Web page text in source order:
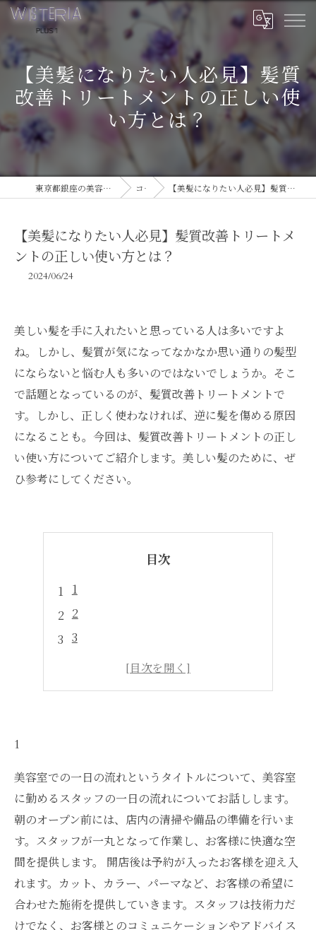
【美髪になりたい人必見】髪質
改善トリートメントの正しい使
い方とは？
東京都銀座の美容室ならWISTERIA PLUS 1 コラム 【美髪になりたい人必見】髪質改善トリートメントの正しい使い方とは？
【美髪になりたい人必見】髪質改善トリートメ
ントの正しい使い方とは？
2024/06/24
美しい髪を手に入れたいと思っている人は多いですよ
ね。しかし、髪質が気になってなかなか思い通りの髪型
にならないと悩む人も多いのではないでしょうか。そこ
で話題となっているのが、髪質改善トリートメントで
す。しかし、正しく使わなければ、逆に髪を傷める原因
になることも。今回は、髪質改善トリートメントの正し
い使い方についてご紹介します。美しい髪のために、ぜ
ひ参考にしてください。
目次
1
2
3
1
美容室での一日の流れというタイトルについて、美容室
に勤めるスタッフの一日の流れについてお話しします。
朝のオープン前には、店内の清掃や備品の準備を行いま
す。スタッフが一丸となって作業し、お客様に快適な空
間を提供します。 開店後は予約が入ったお客様を迎え入
れます。カット、カラー、パーマなど、お客様の希望に
合わせた施術を提供していきます。スタッフは技術力だ
けでなく、お客様とのコミュニケーションやアドバイス